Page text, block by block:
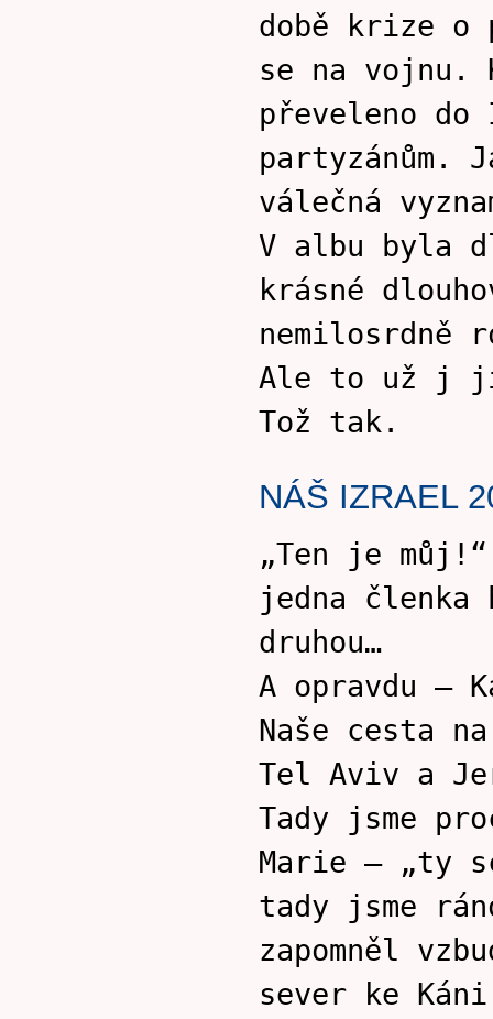
době krize o
se na vojnu.
převeleno
partyzánům.
válečná
V albu byla
krásné
Ale to už j
Tož tak.
NÁŠ IZRAEL
„Ten je
jedna členka
druhou…
A opravdu
Naše cesta
Tel Aviv a
Tady jsme
Marie – „ty
tady jsme
zapomněl
sever ke